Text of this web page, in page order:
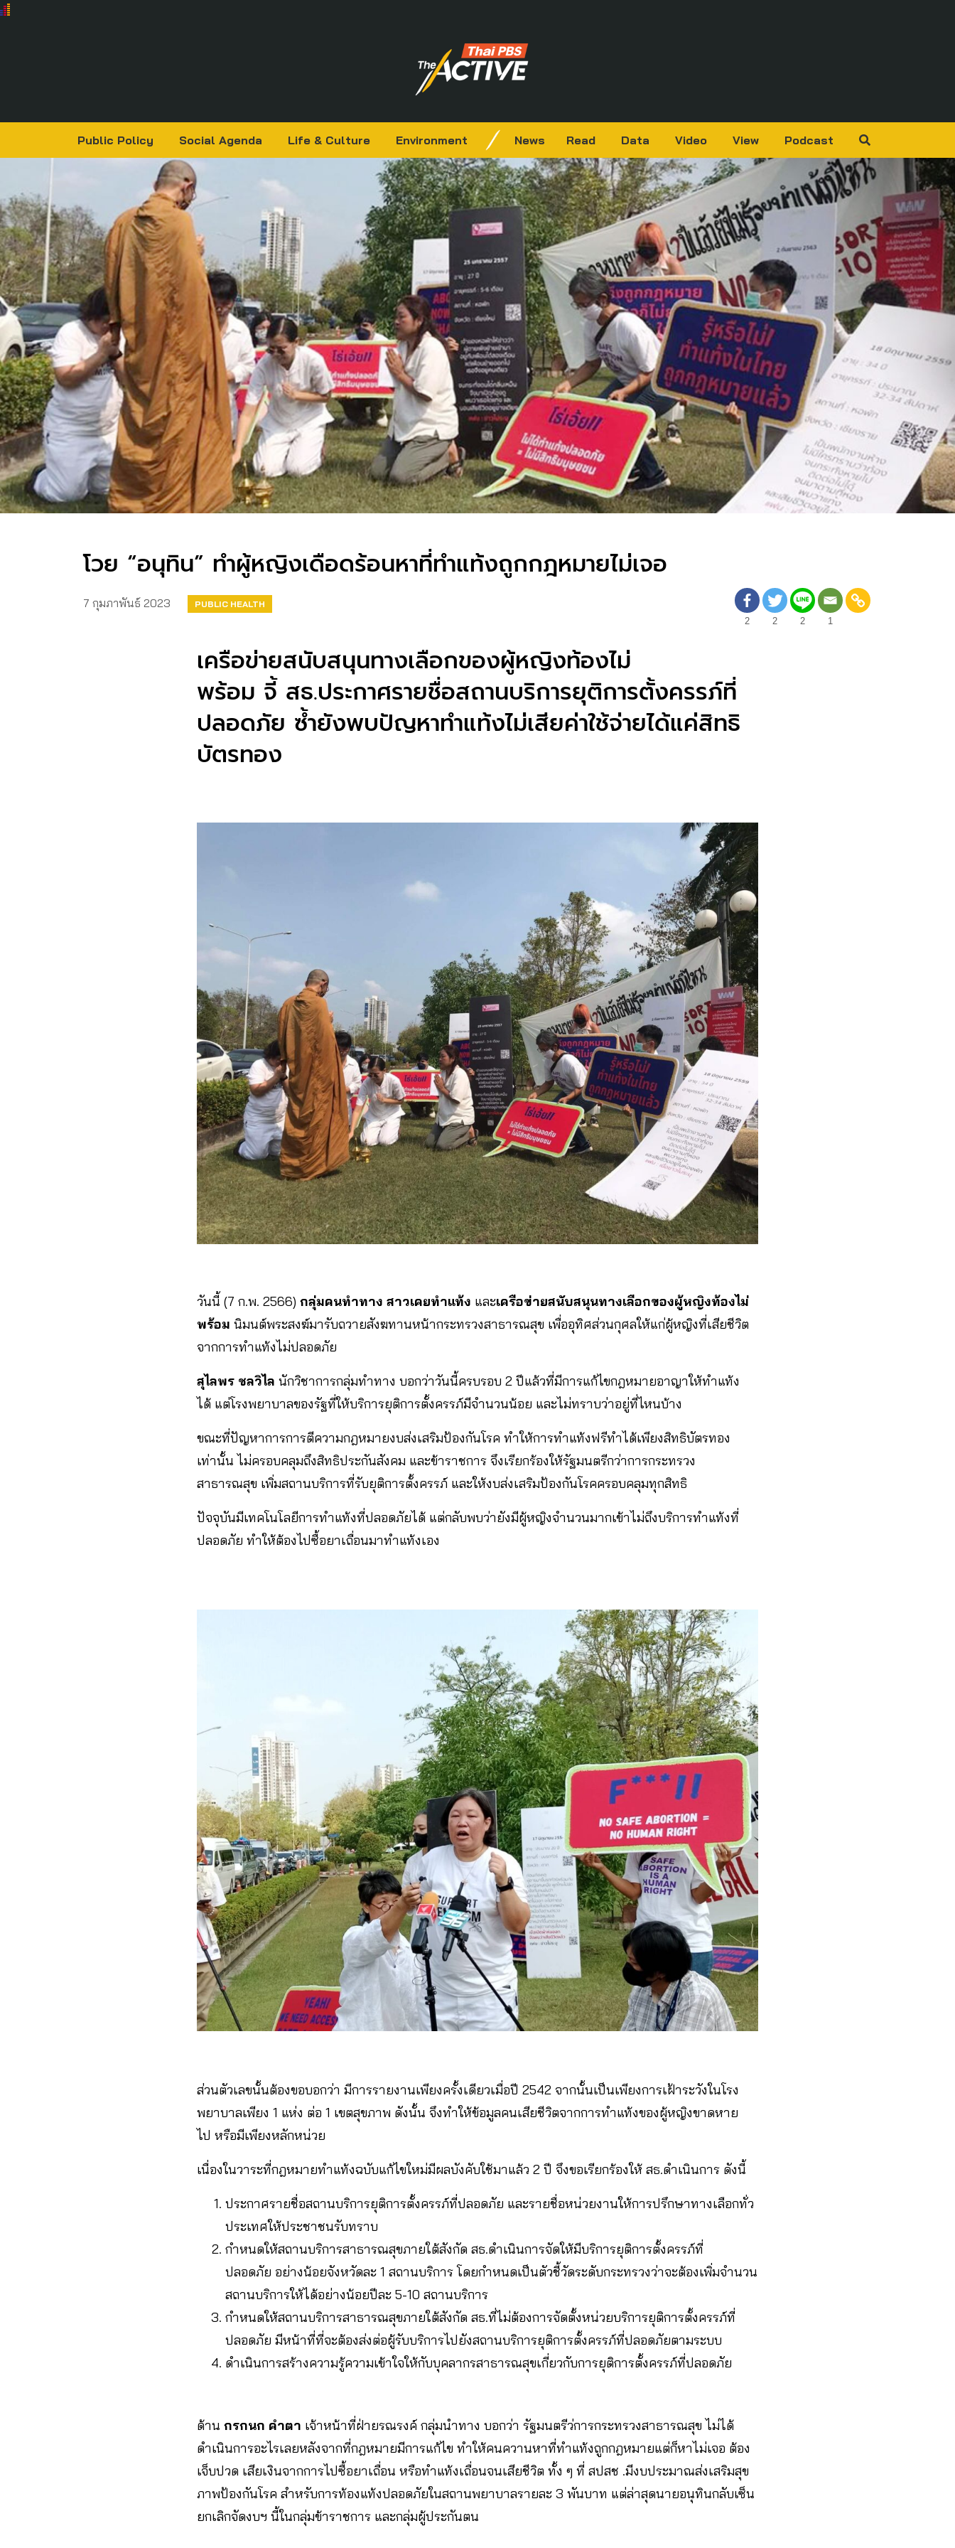
Public Policy Social Agenda Life & Culture Environment News Read Data Video View Podcast
โวย “อนุทิน” ทำผู้หญิงเดือดร้อนหาที่ทำแท้งถูกกฎหมายไม่เจอ
7 กุมภาพันธ์ 2023
PUBLIC HEALTH
2
2 2 1
เครือข่ายสนับสนุนทางเลือกของผู้หญิงท้องไม่
พร้อม จี้ สธ.ประกาศรายชื่อสถานบริการยุติการตั้งครรภ์ที่
ปลอดภัย ซ้ำยังพบปัญหาทำแท้งไม่เสียค่าใช้จ่ายได้แค่สิทธิ
บัตรทอง
วันนี้ (7 ก.พ. 2566) กลุ่มคนทำทาง สาวเคยทำแท้ง และเครือข่ายสนับสนุนทางเลือกของผู้หญิงท้องไม่
พร้อม นิมนต์พระสงฆ์มารับถวายสังฆทานหน้ากระทรวงสาธารณสุข เพื่ออุทิศส่วนกุศลให้แก่ผู้หญิงที่เสียชีวิต
จากการทำแท้งไม่ปลอดภัย
สุไลพร ชลวิไล นักวิชาการกลุ่มทำทาง บอกว่าวันนี้ครบรอบ 2 ปีแล้วที่มีการแก้ไขกฎหมายอาญาให้ทำแท้ง
ได้ แต่โรงพยาบาลของรัฐที่ให้บริการยุติการตั้งครรภ์มีจำนวนน้อย และไม่ทราบว่าอยู่ที่ไหนบ้าง
ขณะที่ปัญหาการการตีความกฎหมายงบส่งเสริมป้องกันโรค ทำให้การทำแท้งฟรีทำได้เพียงสิทธิบัตรทอง
เท่านั้น ไม่ครอบคลุมถึงสิทธิประกันสังคม และข้าราชการ จึงเรียกร้องให้รัฐมนตรีกว่าการกระทรวง
สาธารณสุข เพิ่มสถานบริการที่รับยุติการตั้งครรภ์ และให้งบส่งเสริมป้องกันโรคครอบคลุมทุกสิทธิ
ปัจจุบันมีเทคโนโลยีการทำแท้งที่ปลอดภัยได้ แต่กลับพบว่ายังมีผู้หญิงจำนวนมากเข้าไม่ถึงบริการทำแท้งที่
ปลอดภัย ทำให้ต้องไปซื้อยาเถื่อนมาทำแท้งเอง
ส่วนตัวเลขนั้นต้องขอบอกว่า มีการรายงานเพียงครั้งเดียวเมื่อปี 2542 จากนั้นเป็นเพียงการเฝ้าระวังในโรง
พยาบาลเพียง 1 แห่ง ต่อ 1 เขตสุขภาพ ดังนั้น จึงทำให้ข้อมูลคนเสียชีวิตจากการทำแท้งของผู้หญิงขาดหาย
ไป หรือมีเพียงหลักหน่วย
เนื่องในวาระที่กฎหมายทำแท้งฉบับแก้ไขใหม่มีผลบังคับใช้มาแล้ว 2 ปี จึงขอเรียกร้องให้ สธ.ดำเนินการ ดังนี้
ประกาศรายชื่อสถานบริการยุติการตั้งครรภ์ที่ปลอดภัย และรายชื่อหน่วยงานให้การปรึกษาทางเลือกทั่ว
ประเทศให้ประชาชนรับทราบ
กำหนดให้สถานบริการสาธารณสุขภายใต้สังกัด สธ.ดำเนินการจัดให้มีบริการยุติการตั้งครรภ์ที่
ปลอดภัย อย่างน้อยจังหวัดละ 1 สถานบริการ โดยกำหนดเป็นตัวชี้วัดระดับกระทรวงว่าจะต้องเพิ่มจำนวน
สถานบริการให้ได้อย่างน้อยปีละ 5-10 สถานบริการ
กำหนดให้สถานบริการสาธารณสุขภายใต้สังกัด สธ.ที่ไม่ต้องการจัดตั้งหน่วยบริการยุติการตั้งครรภ์ที่
ปลอดภัย มีหน้าที่ที่จะต้องส่งต่อผู้รับบริการไปยังสถานบริการยุติการตั้งครรภ์ที่ปลอดภัยตามระบบ
ดำเนินการสร้างความรู้ความเข้าใจให้กับบุคลากรสาธารณสุขเกี่ยวกับการยุติการตั้งครรภ์ที่ปลอดภัย
ด้าน กรกนก คำตา เจ้าหน้าที่ฝ่ายรณรงค์ กลุ่มนำทาง บอกว่า รัฐมนตรีว่การกระทรวงสาธารณสุข ไม่ได้
ดำเนินการอะไรเลยหลังจากที่กฎหมายมีการแก้ไข ทำให้คนควานหาที่ทำแท้งถูกกฎหมายแต่ก็หาไม่เจอ ต้อง
เจ็บปวด เสียเงินจากการไปซื้อยาเถื่อน หรือทำแท้งเถื่อนจนเสียชีวิต ทั้ง ๆ ที่ สปสช .มีงบประมาณส่งเสริมสุข
ภาพป้องกันโรค สำหรับการท้องแท้งปลอดภัยในสถานพยาบาลรายละ 3 พันบาท แต่ล่าสุดนายอนุทินกลับเซ็น
ยกเลิกจัดงบฯ นี้ในกลุ่มข้าราชการ และกลุ่มผู้ประกันตน